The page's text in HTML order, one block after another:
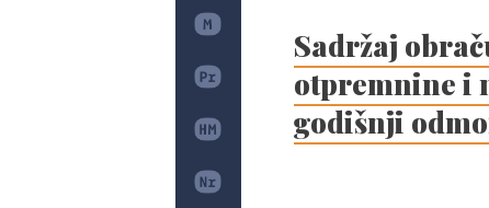
Sadržaj
otpremnine i
godišnji